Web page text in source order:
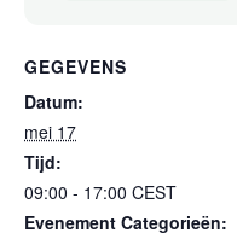
GEGEVENS
Datum:
mei 17
Tijd:
09:00 - 17:00 CEST
Evenement Categorieën: